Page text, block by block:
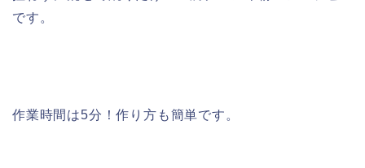
です。
作業時間は5分！作り方も簡単です。